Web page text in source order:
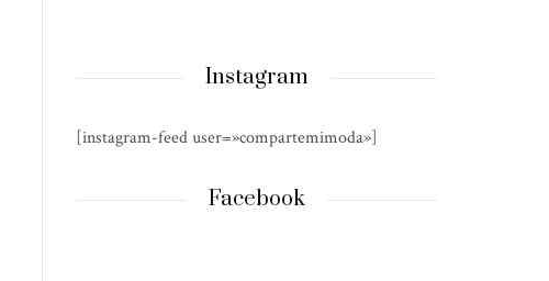
Instagram
[instagram-feed user=»compartemimoda»]
Facebook